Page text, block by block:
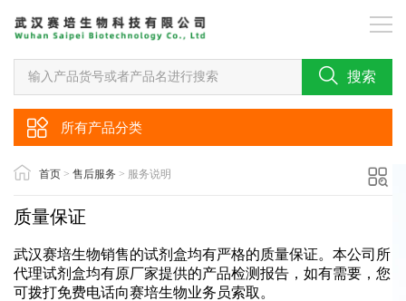
搜索
所有产品分类
首页 > 售后服务 > 服务说明
质量保证
武汉赛培生物销售的试剂盒均有严格的质量保证。本公司所
代理试剂盒均有原厂家提供的产品检测报告，如有需要，您
可拨打免费电话向赛培生物业务员索取。